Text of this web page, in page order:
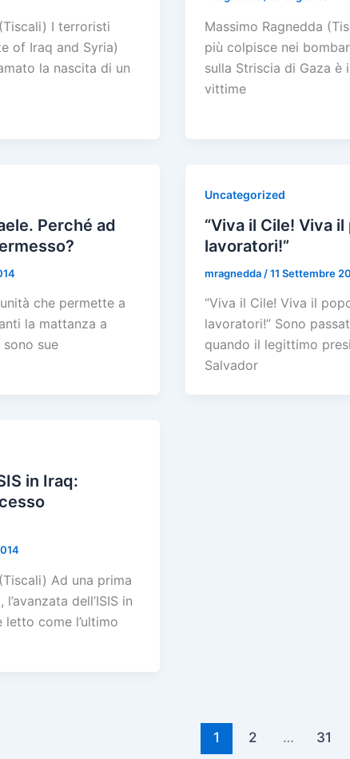
I terroristi
of Iraq and Syria)
la nascita di un
Massimo Ragnedda
più colpisce nei
sulla Striscia di Gaza è
vittime
Perché ad
che permette a
la mattanza a
sono sue
Uncategorized
“Viva il Cile! Viva
lavoratori!”
mragnedda /11 Settembre
“Viva il Cile! Viva il
lavoratori!” Sono
quando il legittimo
Salvador
in Iraq:
Ad una prima
dell’ISIS in
come l’ultimo
1 2 … 31